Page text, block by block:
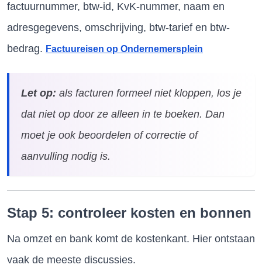
factuurnummer, btw-id, KvK-nummer, naam en
adresgegevens, omschrijving, btw-tarief en btw-
bedrag. Factuureisen op Ondernemersplein
Let op: als facturen formeel niet kloppen, los je
dat niet op door ze alleen in te boeken. Dan
moet je ook beoordelen of correctie of
aanvulling nodig is.
Stap 5: controleer kosten en bonnen
Na omzet en bank komt de kostenkant. Hier ontstaan
vaak de meeste discussies.